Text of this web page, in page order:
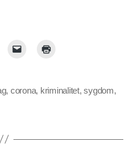
, corona, kriminalitet,sygdom,